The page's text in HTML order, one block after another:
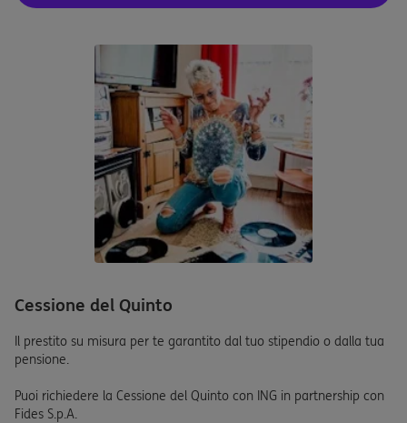
Cessione del Quinto
Il prestito su misura per te garantito dal tuo stipendio o dalla tua
pensione.
Puoi richiedere la Cessione del Quinto con ING in partnership con
Fides S.p.A.